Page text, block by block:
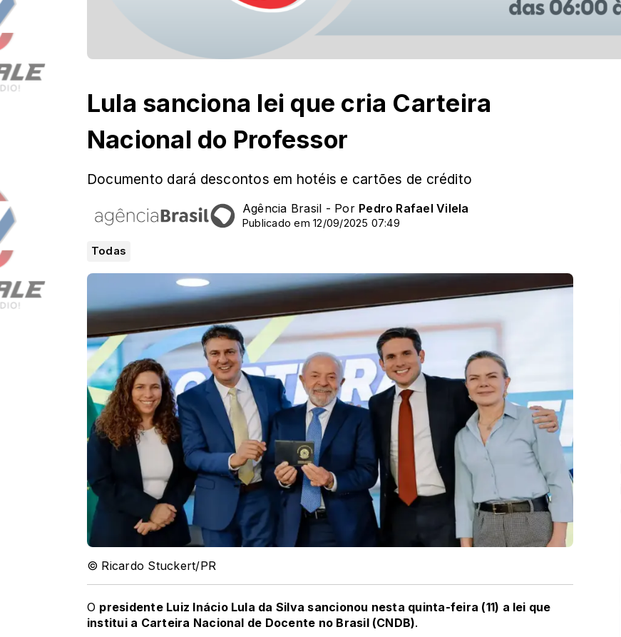
Lula sanciona lei que cria Carteira
Nacional do Professor
Documento dará descontos em hotéis e cartões de crédito
Agência Brasil - Por Pedro Rafael Vilela
Publicado em 12/09/2025 07:49
Todas
© Ricardo Stuckert/PR
O presidente Luiz Inácio Lula da Silva sancionou nesta quinta-feira (11) a lei que
institui a Carteira Nacional de Docente no Brasil (CNDB).